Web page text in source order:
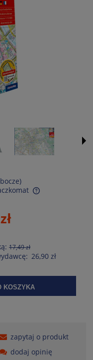
płatności
17,49 zł
26,90 zł
KOSZYKA
zapytaj o produkt
dodaj opinię